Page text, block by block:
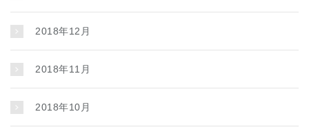
2018年12月
2018年11月
2018年10月